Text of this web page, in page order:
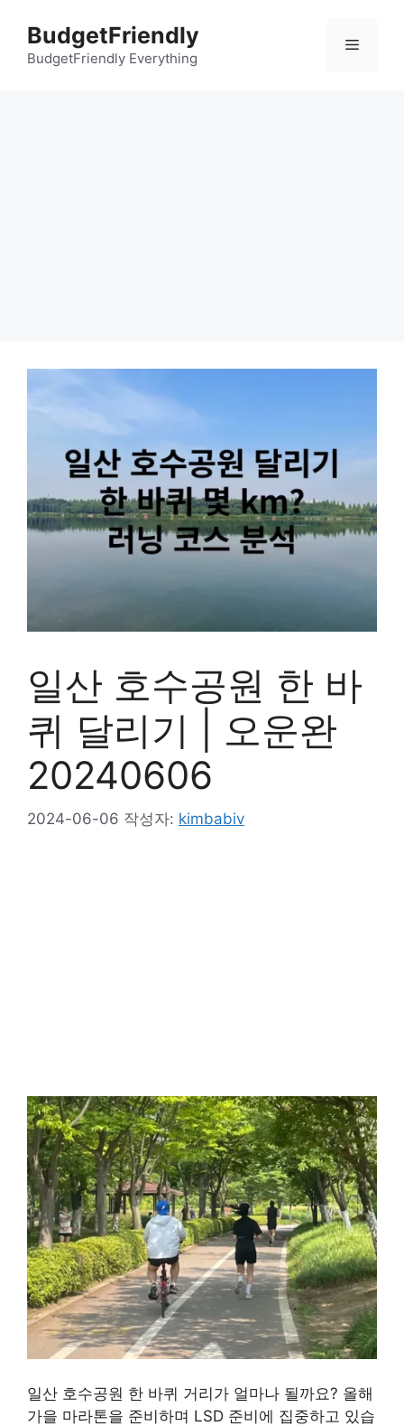
BudgetFriendly
BudgetFriendly Everything
메
일산 호수공원 한 바
퀴 달리기 | 오운완
20240606
2024-06-06 작성자: kimbabiv
일산 호수공원 한 바퀴 거리가 얼마나 될까요? 올해
가을 마라톤을 준비하며 LSD 준비에 집중하고 있습